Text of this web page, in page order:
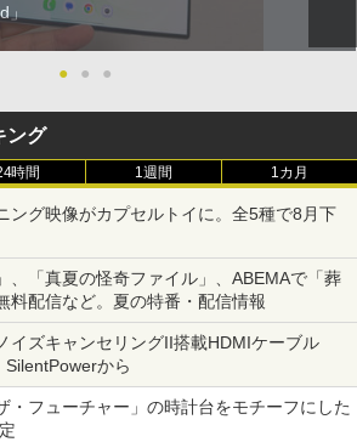
● ● ●
ング
時間 1週間 1カ月
ング映像がカプセルトイに。全5種で8月下
、「真夏の怪奇ファイル」、ABEMAで「葬
料配信など。夏の特番・配信情報
イズキャンセリングII搭載HDMIケーブル
SilentPowerから
・フューチャー」の時計台をモチーフにした